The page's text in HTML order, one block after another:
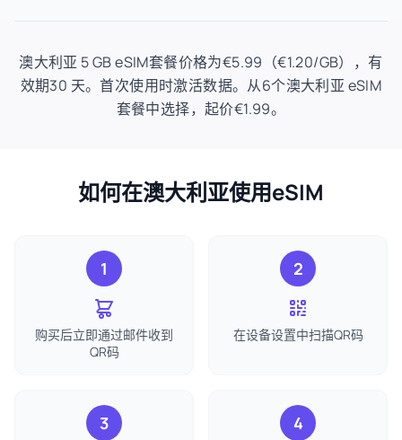
澳大利亚 5 GB eSIM套餐价格为€5.99（€1.20/GB），有
效期30 天。首次使用时激活数据。从6个澳大利亚 eSIM
套餐中选择，起价€1.99。
如何在澳大利亚使用eSIM
1
购买后立即通过邮件收到
QR码
2
在设备设置中扫描QR码
3 4